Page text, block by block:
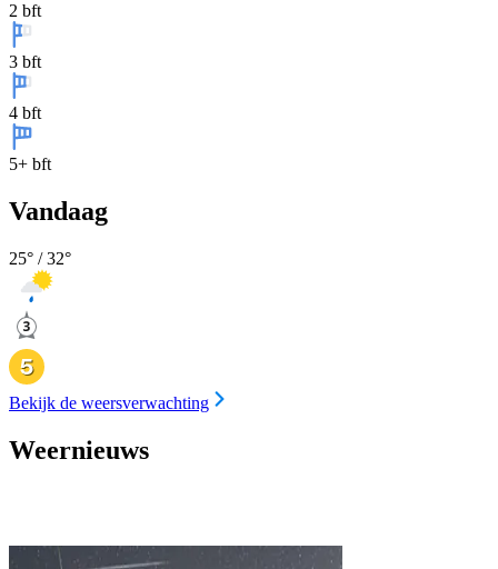
2 bft
3 bft
4 bft
5+ bft
Vandaag
25° /32°
Bekijk de weersverwachting
Weernieuws